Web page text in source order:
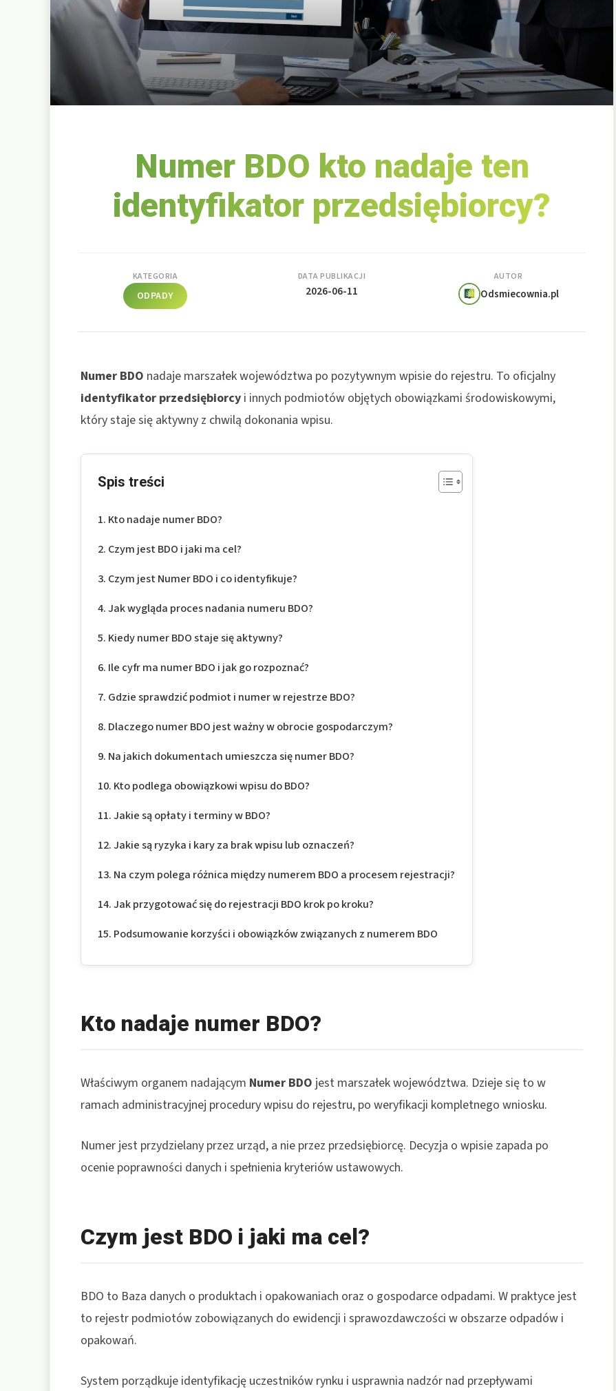
Numer BDO kto nadaje ten
identyfikator przedsiębiorcy?
KATEGORIA
ODPADY
DATA PUBLIKACJI
2026-06-11
AUTOR
Odsmiecownia.pl
Numer BDO nadaje marszałek województwa po pozytywnym wpisie do rejestru. To oficjalny
identyfikator przedsiębiorcy i innych podmiotów objętych obowiązkami środowiskowymi,
który staje się aktywny z chwilą dokonania wpisu.
Spis treści
Kto nadaje numer BDO?
Czym jest BDO i jaki ma cel?
Czym jest Numer BDO i co identyfikuje?
Jak wygląda proces nadania numeru BDO?
Kiedy numer BDO staje się aktywny?
Ile cyfr ma numer BDO i jak go rozpoznać?
Gdzie sprawdzić podmiot i numer w rejestrze BDO?
Dlaczego numer BDO jest ważny w obrocie gospodarczym?
Na jakich dokumentach umieszcza się numer BDO?
Kto podlega obowiązkowi wpisu do BDO?
Jakie są opłaty i terminy w BDO?
Jakie są ryzyka i kary za brak wpisu lub oznaczeń?
Na czym polega różnica między numerem BDO a procesem rejestracji?
Jak przygotować się do rejestracji BDO krok po kroku?
Podsumowanie korzyści i obowiązków związanych z numerem BDO
Kto nadaje numer BDO?
Właściwym organem nadającym Numer BDO jest marszałek województwa. Dzieje się to w
ramach administracyjnej procedury wpisu do rejestru, po weryfikacji kompletnego wniosku.
Numer jest przydzielany przez urząd, a nie przez przedsiębiorcę. Decyzja o wpisie zapada po
ocenie poprawności danych i spełnienia kryteriów ustawowych.
Czym jest BDO i jaki ma cel?
BDO to Baza danych o produktach i opakowaniach oraz o gospodarce odpadami. W praktyce jest
to rejestr podmiotów zobowiązanych do ewidencji i sprawozdawczości w obszarze odpadów i
opakowań.
System porządkuje identyfikację uczestników rynku i usprawnia nadzór nad przepływami